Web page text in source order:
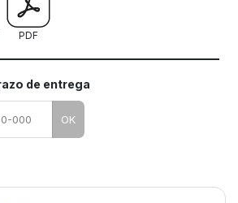
PDF
de entrega
OK